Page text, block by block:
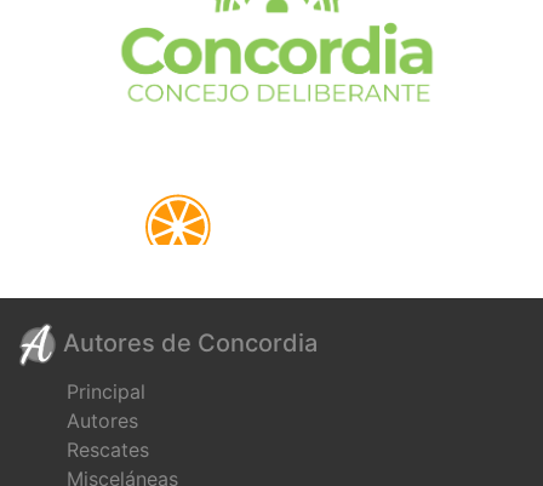
Autores de Concordia
Principal
Autores
Rescates
Misceláneas